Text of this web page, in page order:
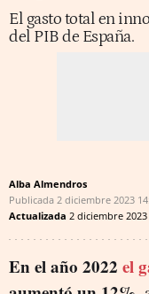
El gasto total en
del PIB de España.
Alba Almendros
Publicada 2 diciembre 2023
Actualizada 2 diciembre 2023
En el año 2022 el